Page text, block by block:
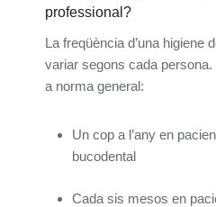
professional?
La freqüència d’una higiene
variar segons cada persona.
a norma general:
Un cop a l’any en
bucodental
Cada sis mesos en